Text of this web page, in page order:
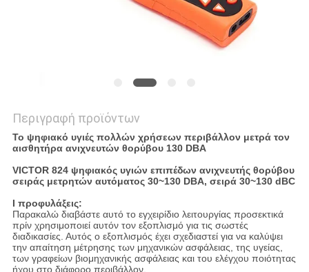
Περιγραφή προϊόντων
Το ψηφιακό υγιές πολλών χρήσεων περιβάλλον μετρά τον
αισθητήρα ανιχνευτών θορύβου 130 DBA
VICTOR 824 ψηφιακός υγιών επιπέδων ανιχνευτής θορύβου
σειράς μετρητών αυτόματος 30~130 DBA, σειρά 30~130 dBC
Ι προφυλάξεις:
Παρακαλώ διαβάστε αυτό το εγχειρίδιο λειτουργίας προσεκτικά
πρίν χρησιμοποιεί αυτόν τον εξοπλισμό για τις σωστές
διαδικασίες. Αυτός ο εξοπλισμός έχει σχεδιαστεί για να καλύψει
την απαίτηση μέτρησης των μηχανικών ασφάλειας, της υγείας,
των γραφείων βιομηχανικής ασφάλειας και του ελέγχου ποιότητας
ήχου στο διάφορο περιβάλλον.